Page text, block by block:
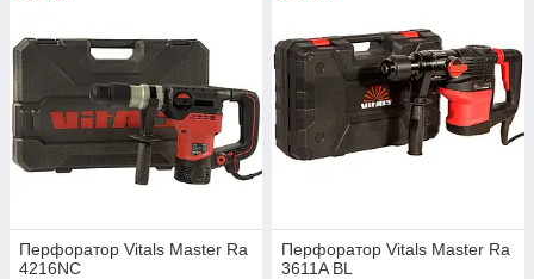
Перфоратор Vitals Master Ra
4216NC
Перфоратор Vitals Master Ra
3611A BL